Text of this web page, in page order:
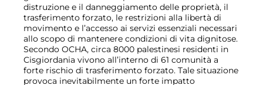
distruzione e il danneggiamento delle proprietà, il
trasferimento forzato, le restrizioni alla libertà di
movimento e l’accesso ai servizi essenziali necessari
allo scopo di mantenere condizioni di vita dignitose.
Secondo OCHA, circa 8000 palestinesi residenti in
Cisgiordania vivono all’interno di 61 comunità a
forte rischio di trasferimento forzato. Tale situazione
provoca inevitabilmente un forte impatto